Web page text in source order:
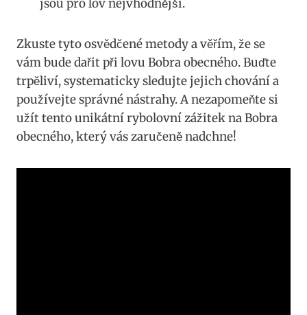
jsou pro lov nejvhodnější.
Zkuste tyto osvědčené metody a věřím, že se
vám bude dařit při lovu Bobra obecného.⁤ Buďte
⁣trpěliví, systematicky sledujte jejich​ chování a
používejte správné​ nástrahy. A ⁢nezapomeňte‍ si
užít tento unikátní⁢ rybolovní ⁣zážitek na ‍Bobra
obecného,‌ který vás zaručeně nadchne!